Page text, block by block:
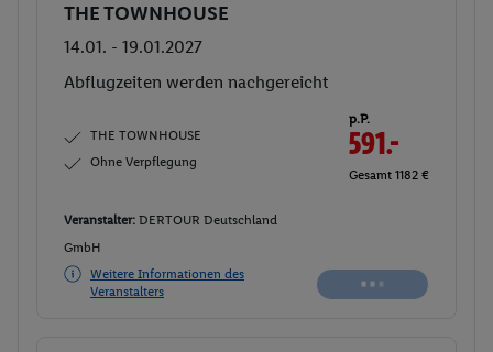
Buchen
THE TOWNHOUSE
14.01. - 19.01.2027
Abflugzeiten werden nachgereicht
THE TOWNHOUSE
Ohne Verpflegung
p.P.
591.-
Gesamt 1182 €
Veranstalter: DERTOUR Deutschland
GmbH
Weitere Informationen des
Veranstalters